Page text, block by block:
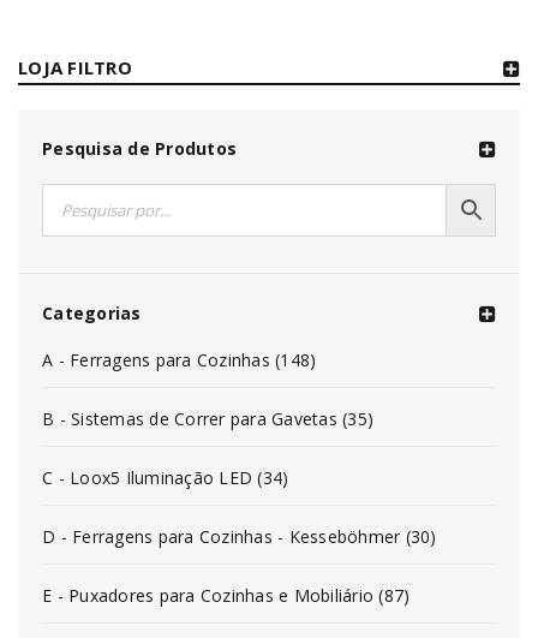
LOJA FILTRO
Pesquisa de Produtos
Categorias
A - Ferragens para Cozinhas (148)
B - Sistemas de Correr para Gavetas (35)
C - Loox5 Iluminação LED (34)
D - Ferragens para Cozinhas - Kesseböhmer (30)
E - Puxadores para Cozinhas e Mobiliário (87)